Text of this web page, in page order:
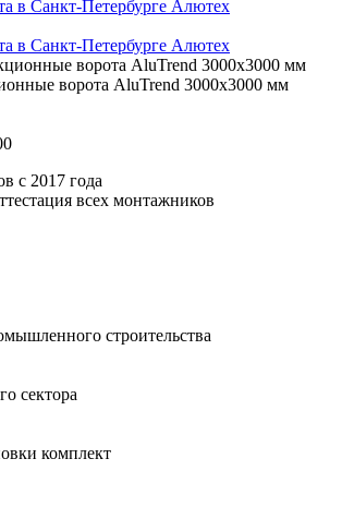
в Санкт-Петербурге Алютех
в Санкт-Петербурге Алютех
ворота AluTrend 3000х3000 мм
ворота AluTrend 3000х3000 мм
с 2017 года
всех монтажников
строительства
сектора
комплект